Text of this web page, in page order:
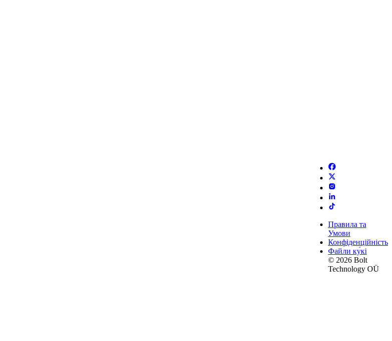
Правила та
Умови
Конфіденційність
Файли ку́кі
© 2026 Bolt
Technology OÜ